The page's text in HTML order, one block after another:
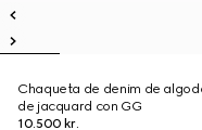
Chaqueta de denim de
de jacquard con GG
10.500 kr.